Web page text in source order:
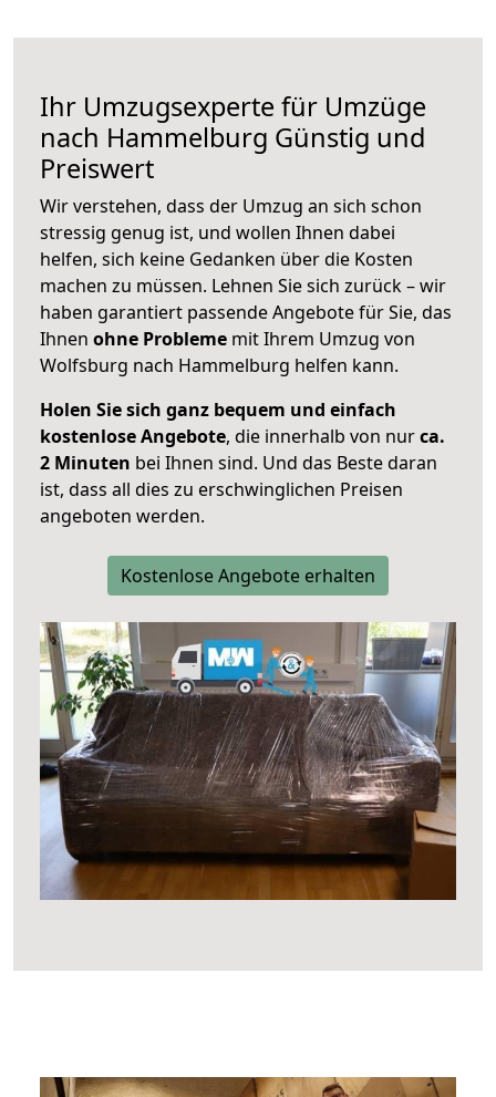
Ihr Umzugsexperte für Umzüge
nach Hammelburg Günstig und
Preiswert
Wir verstehen, dass der Umzug an sich schon
stressig genug ist, und wollen Ihnen dabei
helfen, sich keine Gedanken über die Kosten
machen zu müssen. Lehnen Sie sich zurück – wir
haben garantiert passende Angebote für Sie, das
Ihnen ohne Probleme mit Ihrem Umzug von
Wolfsburg nach Hammelburg helfen kann.
Holen Sie sich ganz bequem und einfach
kostenlose Angebote, die innerhalb von nurca.
2 Minuten bei Ihnen sind. Und das Beste daran
ist, dass all dies zu erschwinglichen Preisen
angeboten werden.
Kostenlose Angebote erhalten